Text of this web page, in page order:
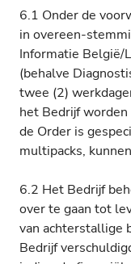
6.1 Onder de
in overeen-
Informatie België/
(behalve
twee (2)
het Bedrijf
de Order is
multipacks,
6.2 Het Bedrijf
over te gaan tot
van achterstallige
Bedrijf